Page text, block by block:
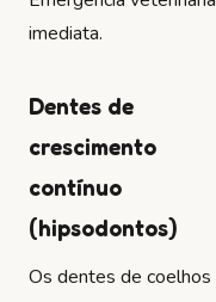
imediata.
Dentes de
crescimento
contínuo
(hipsodontos)
Os dentes de coelhos